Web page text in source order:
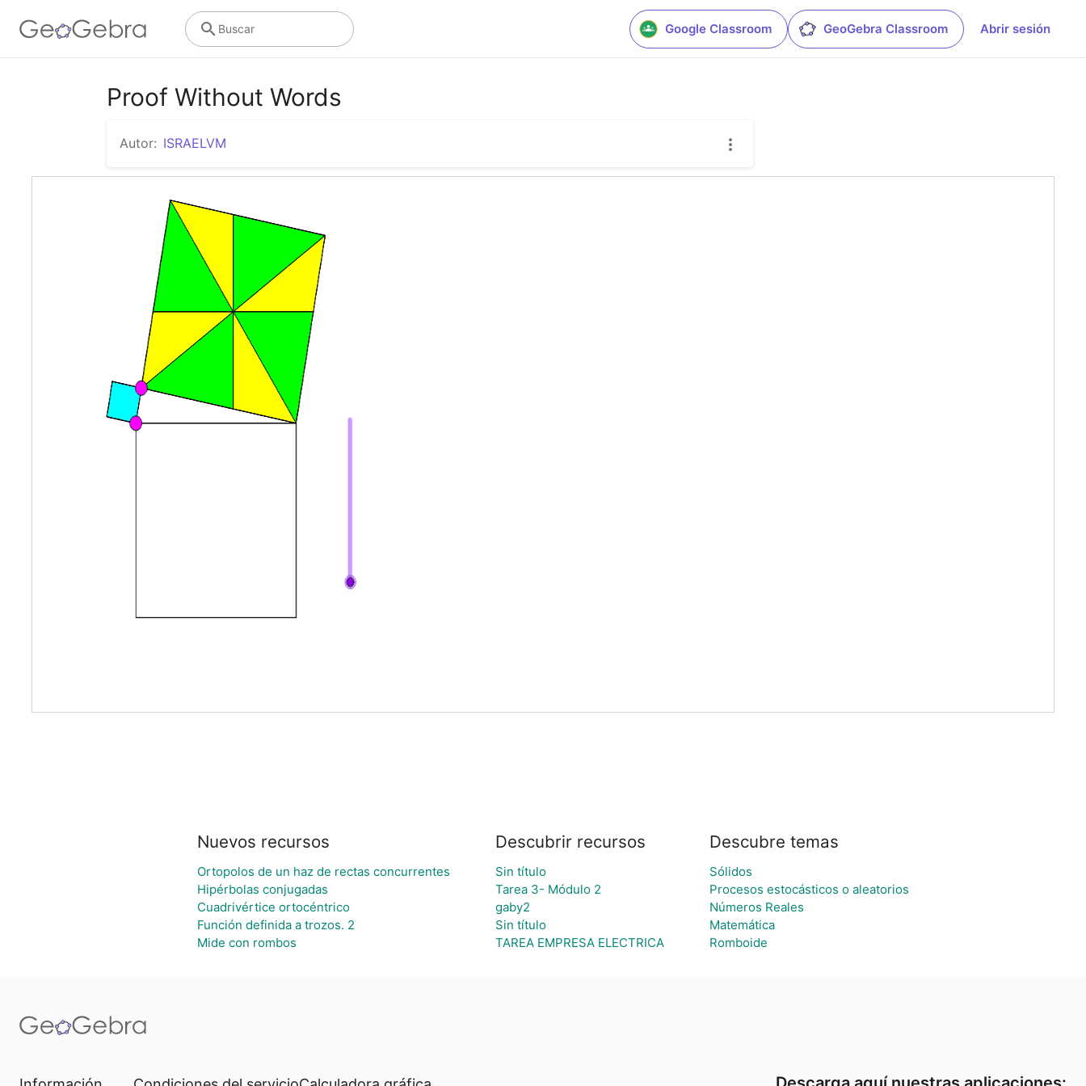
Google Classroom GeoGebra Classroom Abrir sesión
Buscar
Proof Without Words
Autor: ISRAELVM
Nuevos recursos
Ortopolos de un haz de rectas concurrentes
Hipérbolas conjugadas
Cuadrivértice ortocéntrico
Función definida a trozos. 2
Mide con rombos
Descubrir recursos
Sin título
Tarea 3- Módulo 2
gaby2
Sin título
TAREA EMPRESA ELECTRICA
Descubre temas
Sólidos
Procesos estocásticos o aleatorios
Números Reales
Matemática
Romboide